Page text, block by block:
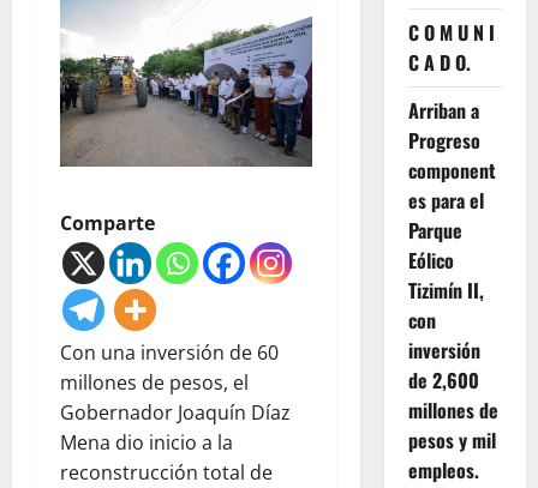
Comparte
Con una inversión de 60
millones de pesos, el
Gobernador Joaquín Díaz
Mena dio inicio a la
reconstrucción total de
C O M U N I
C A D O.
Arriban a
Progreso
component
es para el
Parque
Eólico
Tizimín II,
con
inversión
de 2,600
millones de
pesos y mil
empleos.